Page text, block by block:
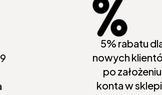
5% rabatu
nowych
po założeniu
konta w